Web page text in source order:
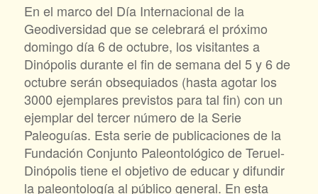
En el marco del Día Internacional de la
Geodiversidad que se celebrará el próximo
domingo día 6 de octubre, los visitantes a
Dinópolis durante el fin de semana del 5 y 6 de
octubre serán obsequiados (hasta agotar los
3000 ejemplares previstos para tal fin) con un
ejemplar del tercer número de la Serie
Paleoguías. Esta serie de publicaciones de la
Fundación Conjunto Paleontológico de Teruel-
Dinópolis tiene el objetivo de educar y difundir
la paleontología al público general. En esta